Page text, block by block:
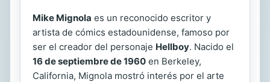
Mike Mignola es un reconocido escritor y
artista de cómics estadounidense, famoso por
ser el creador del personaje Hellboy. Nacido el
16 de septiembre de 1960 en Berkeley,
California, Mignola mostró interés por el arte